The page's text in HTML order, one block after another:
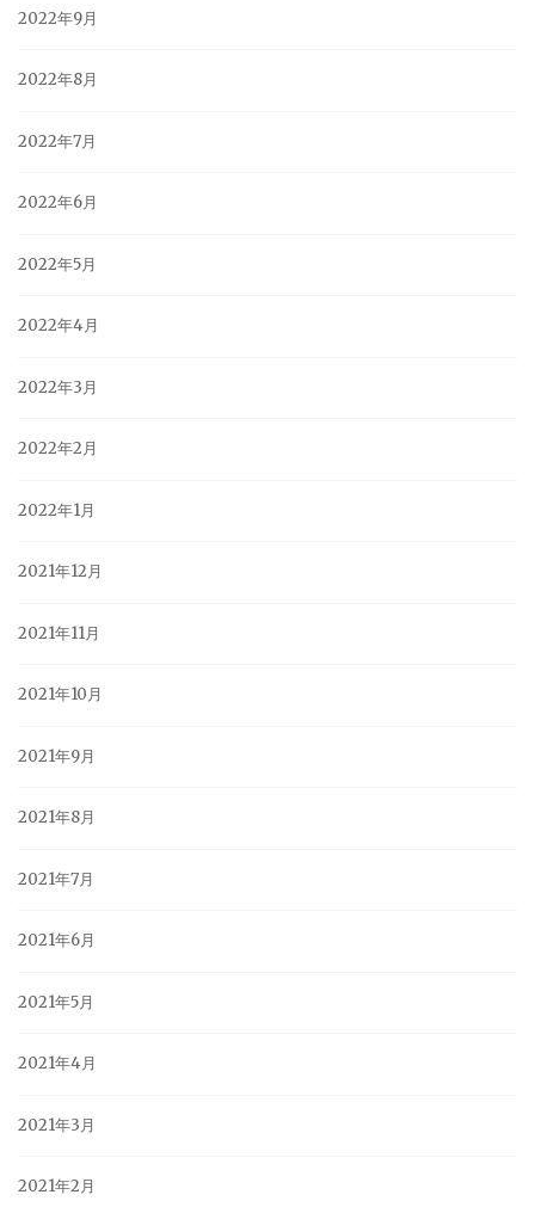
2022年9月
2022年8月
2022年7月
2022年6月
2022年5月
2022年4月
2022年3月
2022年2月
2022年1月
2021年12月
2021年11月
2021年10月
2021年9月
2021年8月
2021年7月
2021年6月
2021年5月
2021年4月
2021年3月
2021年2月